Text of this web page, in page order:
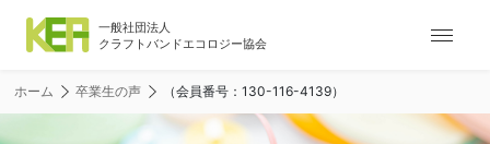
ナ
ー
シ
ホーム 卒業生の声 （会員番号：130-116-4139）